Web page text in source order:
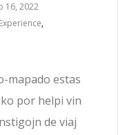
16, 2022
,
mapado estas
por helpi vin
de viaj